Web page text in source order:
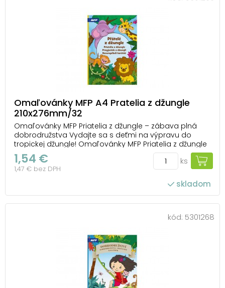
Omaľovánky MFP A4 Pratelia z džungle
210x276mm/32
Omaľovánky MFP Priatelia z džungle – zábava plná
dobrodružstva Vydajte sa s deťmi na výpravu do
tropickej džungle! Omaľovánky MFP Priatelia z džungle
prinášajú roztomilé obrázky slona, leva, žirafy, opičky aj
ďalších zvieratiek, ktoré čakajú na farebný kabátik.
Každá strana ponúka nový motí...
1,54 €
1,47 € bez DPH
ks
skladom
kód: 5301268